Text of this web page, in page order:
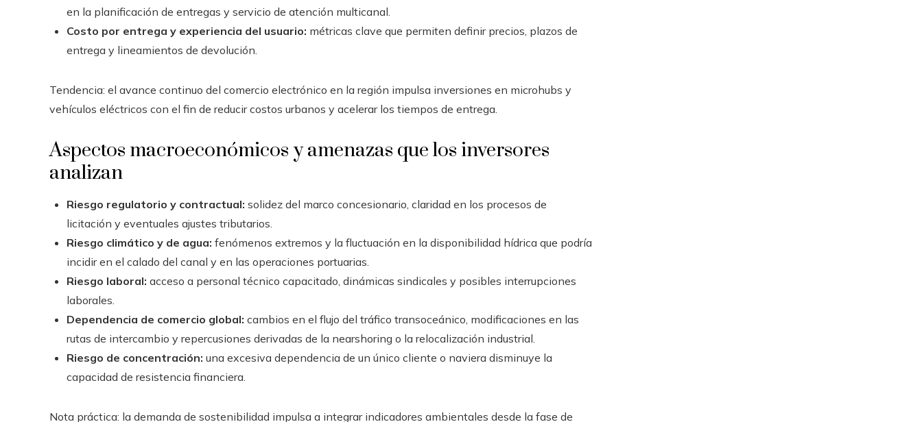
en la planificación de entregas y servicio de atención multicanal.
Costo por entrega y experiencia del usuario: métricas clave que permiten definir precios, plazos de
entrega y lineamientos de devolución.
Tendencia: el avance continuo del comercio electrónico en la región impulsa inversiones en microhubs y
vehículos eléctricos con el fin de reducir costos urbanos y acelerar los tiempos de entrega.
Aspectos macroeconómicos y amenazas que los inversores
analizan
Riesgo regulatorio y contractual: solidez del marco concesionario, claridad en los procesos de
licitación y eventuales ajustes tributarios.
Riesgo climático y de agua: fenómenos extremos y la fluctuación en la disponibilidad hídrica que podría
incidir en el calado del canal y en las operaciones portuarias.
Riesgo laboral: acceso a personal técnico capacitado, dinámicas sindicales y posibles interrupciones
laborales.
Dependencia de comercio global: cambios en el flujo del tráfico transoceánico, modificaciones en las
rutas de intercambio y repercusiones derivadas de la nearshoring o la relocalización industrial.
Riesgo de concentración: una excesiva dependencia de un único cliente o naviera disminuye la
capacidad de resistencia financiera.
Nota práctica: la demanda de sostenibilidad impulsa a integrar indicadores ambientales desde la fase de